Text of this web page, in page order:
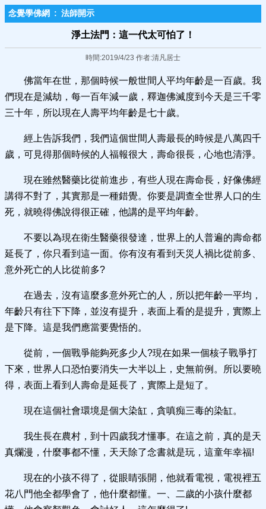
念覺學佛網 : 法師開示
淨土法門：這一代太可怕了！
時間:2019/4/23 作者:清凡居士
佛當年在世，那個時候一般世間人平均年齡是一百歲。我
們現在是減劫，每一百年減一歲，釋迦佛滅度到今天是三千零
三十年，所以現在人壽平均年齡是七十歲。
經上告訴我們，我們這個世間人壽最長的時候是八萬四千
歲，可見得那個時候的人福報很大，壽命很長，心地也清淨。
現在雖然醫藥比從前進步，有些人現在壽命長，好像佛經
講得不對了，其實那是一種錯覺。你要是調查全世界人口的生
死，就曉得佛說得很正確，他講的是平均年齡。
不要以為現在衛生醫藥很發達，世界上的人普遍的壽命都
延長了，你只看到這一面。你有沒有看到天災人禍比從前多、
意外死亡的人比從前多?
在過去，沒有這麼多意外死亡的人，所以把年齡一平均，
年齡只有往下下降，並沒有提升，表面上看的是提升，實際上
是下降。這是我們應當要覺悟的。
從前，一個戰爭能夠死多少人?現在如果一個核子戰爭打
下來，世界人口恐怕要消失一大半以上，史無前例。所以要曉
得，表面上看到人壽命是延長了，實際上是短了。
現在這個社會環境是個大染缸，貪嗔痴三毒的染缸。
我生長在農村，到十四歲我才懂事。在這之前，真的是天
真爛漫，什麼事都不懂，天天除了念書就是玩，這童年幸福!
現在的小孩不得了，從眼睛張開，他就看電視，電視裡五
花八門他全都學會了，他什麼都懂。一、二歲的小孩什麼都